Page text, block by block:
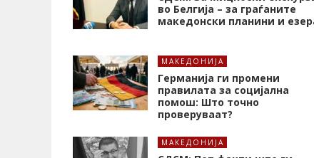
во Белгија – за граѓаните
македонски планини и
МАКЕДОНИЈА
Германија ги промени
правилата за социјална
помош: Што точно
проверуваат?
МАКЕДОНИЈА